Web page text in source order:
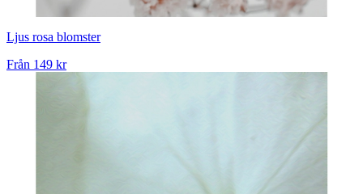
Ljus rosa blomster
Från 149 kr